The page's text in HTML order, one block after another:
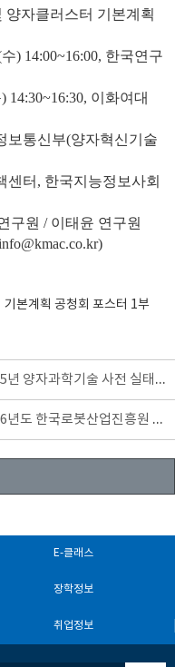
양자클러스터 기본계획
) 14:00~16:00, 한국연구
이화여대
보통신부(양자혁신기술
국지능정보사회
구원 / 이태윤 연구원
)
본계획 공청회 포스터 1부
[한국표준과학연구원] 2025년 양자과학기술 사전 실태조사 안내
[한국로봇산업진흥원] 2026년도 한국로봇산업진흥원 정책연구 수요조사 참여 협조 요청
E-클래스
장학정보
취업정보